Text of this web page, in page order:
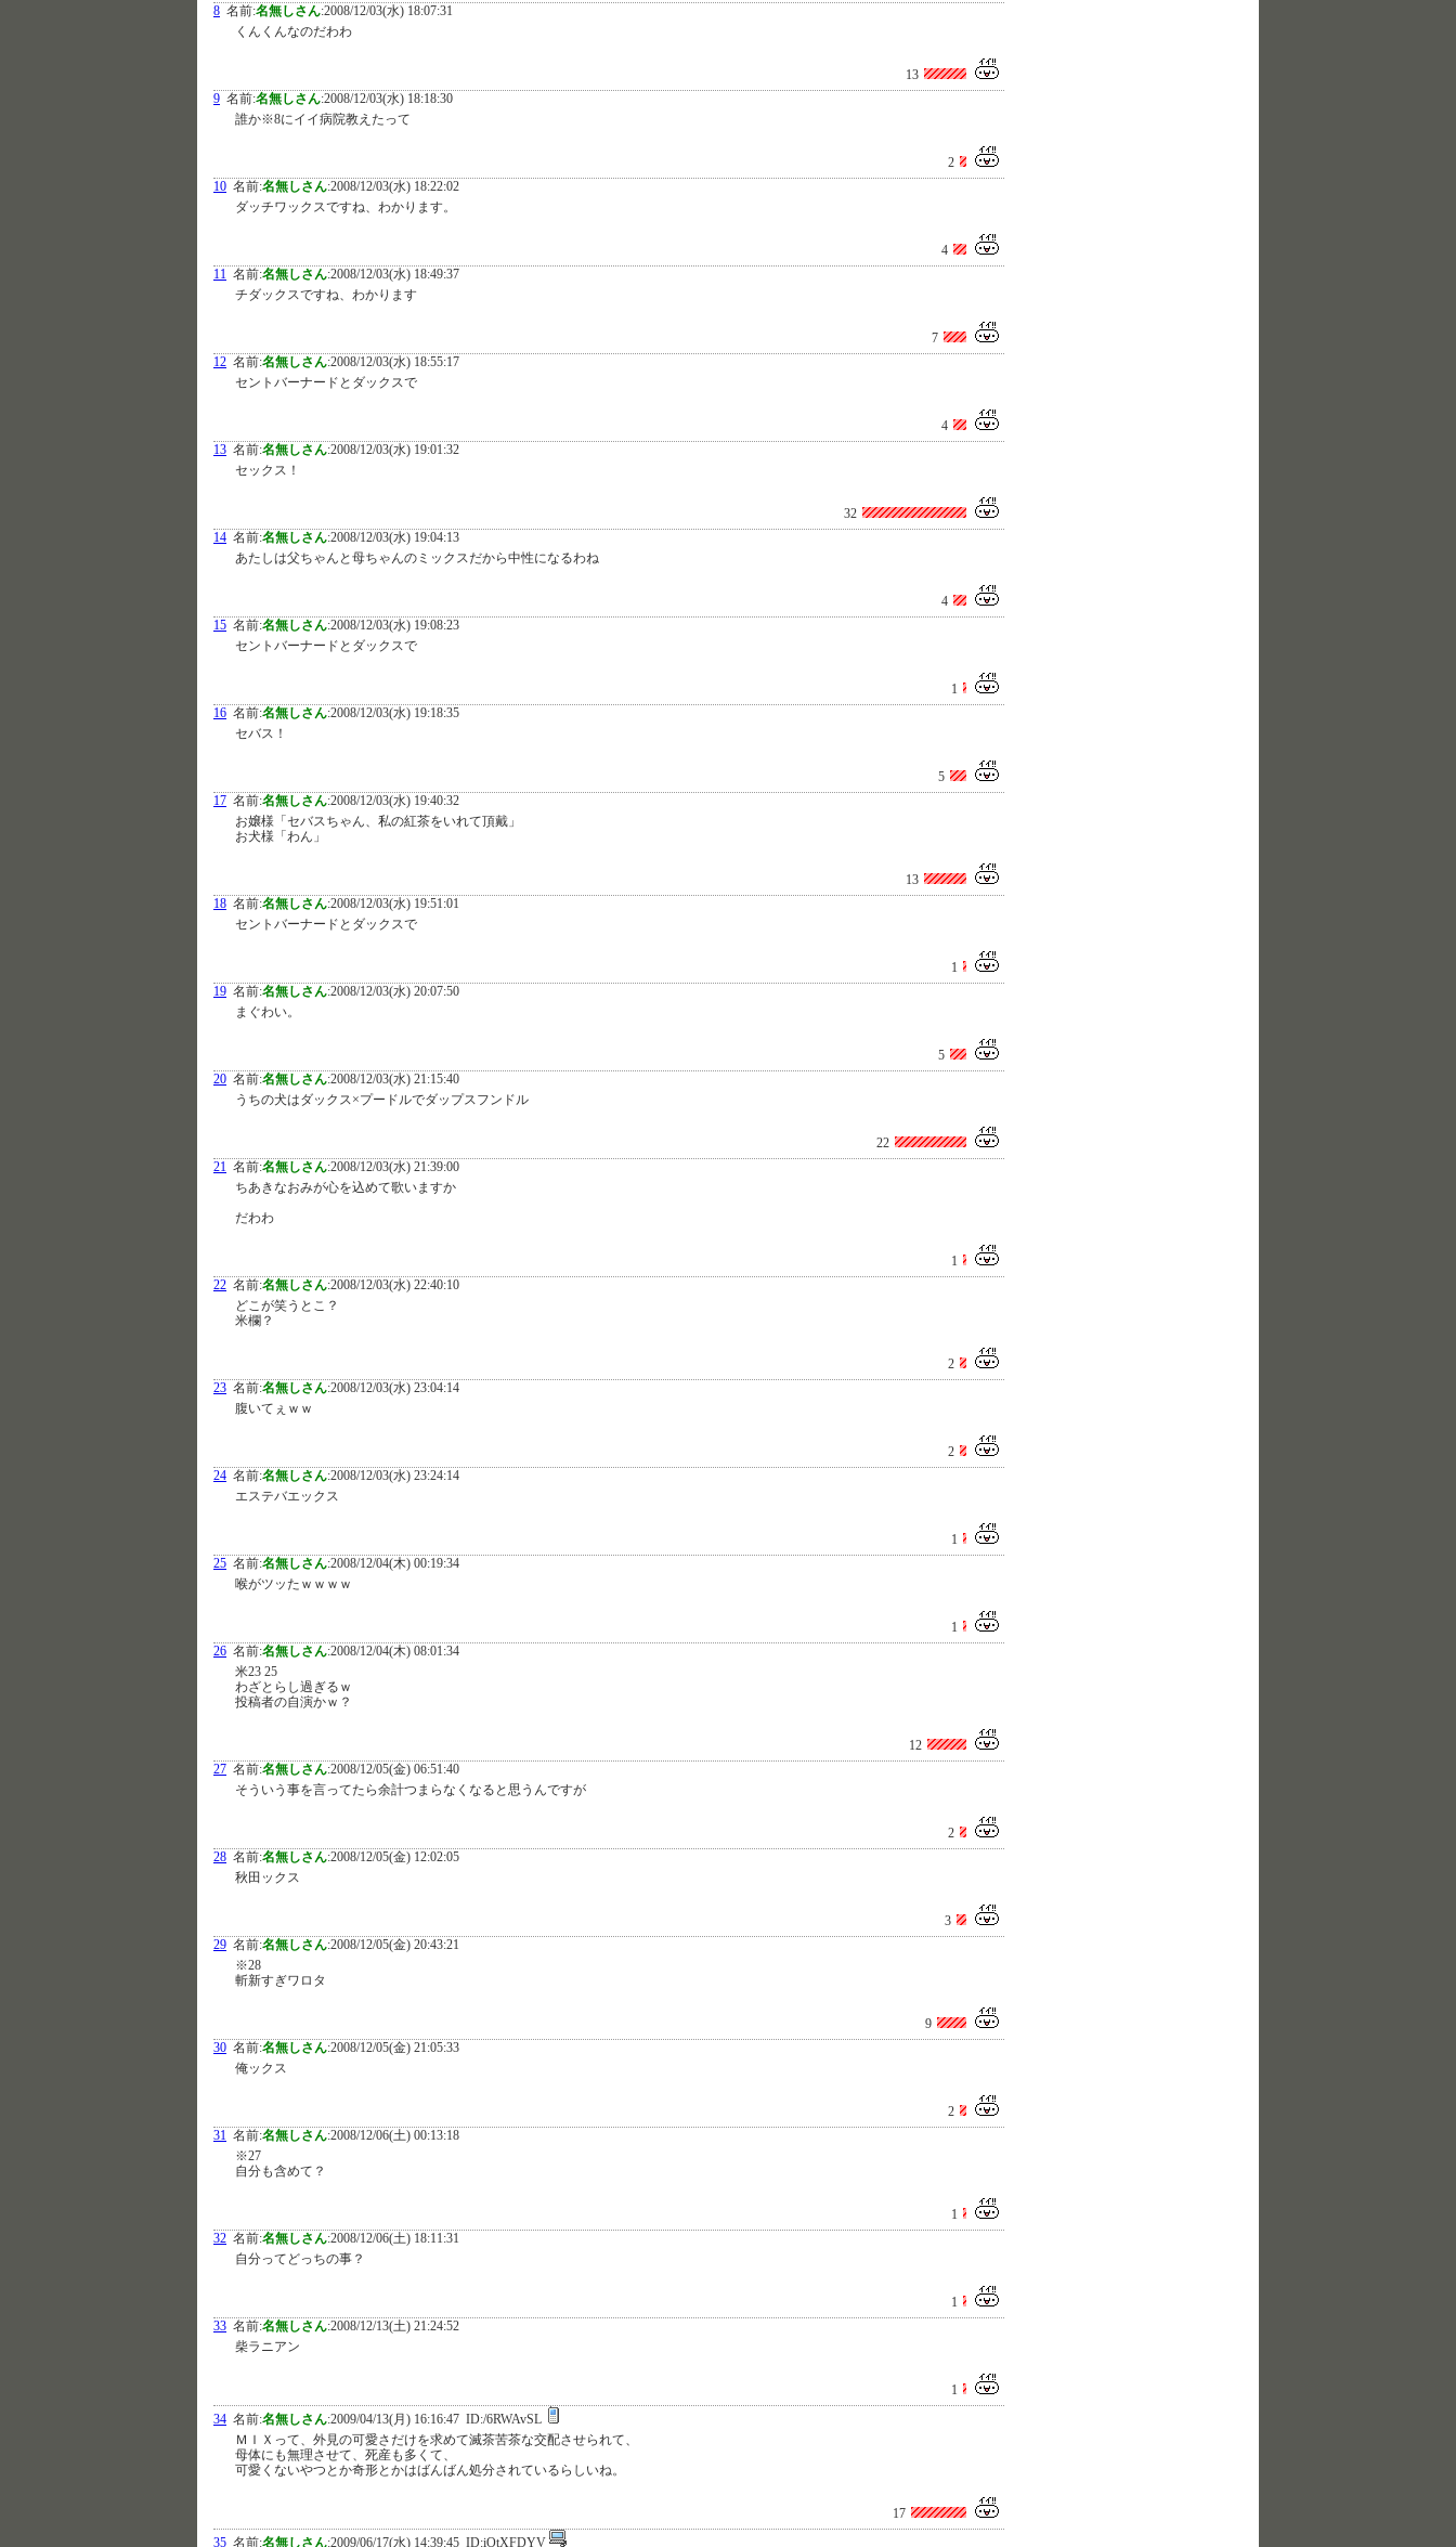
8 名前:名無しさん:2008/12/03(水) 18:07:31
くんくんなのだわわ
13
9 名前:名無しさん:2008/12/03(水) 18:18:30
誰か※8にイイ病院教えたって
2
10 名前:名無しさん:2008/12/03(水) 18:22:02
ダッチワックスですね、わかります。
4
11 名前:名無しさん:2008/12/03(水) 18:49:37
チダックスですね、わかります
7
12 名前:名無しさん:2008/12/03(水) 18:55:17
セントバーナードとダックスで
4
13 名前:名無しさん:2008/12/03(水) 19:01:32
セックス！
32
14 名前:名無しさん:2008/12/03(水) 19:04:13
あたしは父ちゃんと母ちゃんのミックスだから中性になるわね
4
15 名前:名無しさん:2008/12/03(水) 19:08:23
セントバーナードとダックスで
1
16 名前:名無しさん:2008/12/03(水) 19:18:35
セバス！
5
17 名前:名無しさん:2008/12/03(水) 19:40:32
お嬢様「セバスちゃん、私の紅茶をいれて頂戴」
お犬様「わん」
13
18 名前:名無しさん:2008/12/03(水) 19:51:01
セントバーナードとダックスで
1
19 名前:名無しさん:2008/12/03(水) 20:07:50
まぐわい。
5
20 名前:名無しさん:2008/12/03(水) 21:15:40
うちの犬はダックス×プードルでダップスフンドル
22
21 名前:名無しさん:2008/12/03(水) 21:39:00
ちあきなおみが心を込めて歌いますか
だわわ
1
22 名前:名無しさん:2008/12/03(水) 22:40:10
どこが笑うとこ？
米欄？
2
23 名前:名無しさん:2008/12/03(水) 23:04:14
腹いてぇｗｗ
2
24 名前:名無しさん:2008/12/03(水) 23:24:14
エステバエックス
1
25 名前:名無しさん:2008/12/04(木) 00:19:34
喉がツッたｗｗｗｗ
1
26 名前:名無しさん:2008/12/04(木) 08:01:34
米23 25
わざとらし過ぎるｗ
投稿者の自演かｗ？
12
27 名前:名無しさん:2008/12/05(金) 06:51:40
そういう事を言ってたら余計つまらなくなると思うんですが
2
28 名前:名無しさん:2008/12/05(金) 12:02:05
秋田ックス
3
29 名前:名無しさん:2008/12/05(金) 20:43:21
※28
斬新すぎワロタ
9
30 名前:名無しさん:2008/12/05(金) 21:05:33
俺ックス
2
31 名前:名無しさん:2008/12/06(土) 00:13:18
※27
自分も含めて？
1
32 名前:名無しさん:2008/12/06(土) 18:11:31
自分ってどっちの事？
1
33 名前:名無しさん:2008/12/13(土) 21:24:52
柴ラニアン
1
34 名前:名無しさん:2009/04/13(月) 16:16:47 ID:/6RWAvSL
ＭＩＸって、外見の可愛さだけを求めて滅茶苦茶な交配させられて、
母体にも無理させて、死産も多くて、
可愛くないやつとか奇形とかはばんばん処分されているらしいね。
17
35 名前:名無しさん:2009/06/17(水) 14:39:45 ID:iOtXFDYV